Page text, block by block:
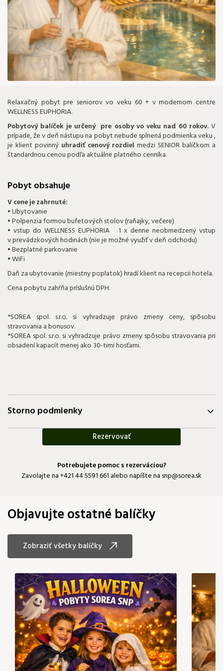
Relaxačný pobyt pre seniorov vo veku 60 + v modernom centre
WELLNESS EUPHORIA.
Pobytový balíček je určený pre osoby vo veku nad 60 rokov.V
prípade, že v deň nástupu na pobyt nebude splnená podmienka veku ,
je klient povinný uhradiť cenový rozdiel medzi SENIOR balíčkom a
štandardnou cenou podľa aktuálne platného cenníka.
Pobyt obsahuje
V cene je zahrnuté:
• Ubytovanie
• Polpenzia formou bufetových stolov (raňajky, večere)
• vstup do WELLNESS EUPHORIA 1 x denne neobmedzený vstup
v prevádzkových hodinách (nie je možné využiť v deň odchodu)
• Bezplatné parkovanie
• WiFi
Daň za ubytovanie (miestny poplatok) hradí klient na recepcii hotela.
Cena pobytu zahŕňa príslušnú DPH.
*SOREA spol. s.r.o. si vyhradzuje právo zmeny ceny, spôsobu
stravovania a bonusov.
*SOREA spol. s.r.o. si vyhradzuje právo zmeny spôsobu stravovania pri
obsadení kapacít menej ako 30-timi hosťami.
Storno podmienky
Rezervovať
Potrebujete pomoc s rezerváciou?
Zavolajte na+421 44 5591 661 alebo napíšte na snp@sorea.sk
Objavujte ostatné balíčky
Zobraziť všetky balíčky